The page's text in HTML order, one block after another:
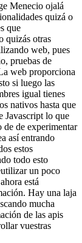
Menecio ojalá
quizá o
que
quizás otras
web, pues
pruebas de
web proporciona
si luego las
igual tienes
nativos hasta que
Javascript lo que
de de experimentar
así entrando
estos
todo esto
un poco
está
Hay una laja
mucha
de las apis
vuestras